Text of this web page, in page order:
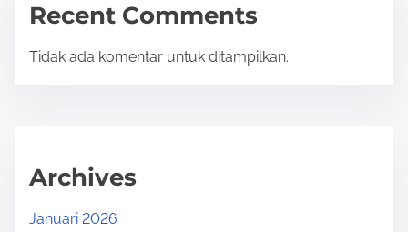
Recent Comments
Tidak ada komentar untuk ditampilkan.
Archives
Januari 2026